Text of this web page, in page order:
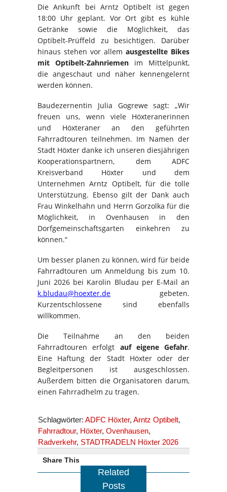
Die Ankunft bei Arntz Optibelt ist gegen
18:00 Uhr geplant. Vor Ort gibt es kühle
Getränke sowie die Möglichkeit, das
Optibelt-Prüffeld zu besichtigen. Darüber
hinaus stehen vor allem ausgestellte Bikes
mit Optibelt-Zahnriemen im Mittelpunkt,
die angeschaut und näher kennengelernt
werden können.
Baudezernentin Julia Gogrewe sagt: „Wir
freuen uns, wenn viele Höxteranerinnen
und Höxteraner an den geführten
Fahrradtouren teilnehmen. Im Namen der
Stadt Höxter danke ich unseren diesjährigen
Kooperationspartnern, dem ADFC
Kreisverband Höxter und dem
Unternehmen Arntz Optibelt, für die tolle
Unterstützung. Ebenso gilt der Dank auch
Frau Winkelhahn und Herrn Gorzolka für die
Möglichkeit, in Ovenhausen in den
Dorfgemeinschaftsgarten einkehren zu
können.“
Um besser planen zu können, wird für beide
Fahrradtouren um Anmeldung bis zum 10.
Juni 2026 bei Karolin Bludau per E-Mail an
k.bludau@hoexter.de gebeten.
Kurzentschlossene sind ebenfalls
willkommen.
Die Teilnahme an den beiden
Fahrradtouren erfolgt auf eigene Gefahr.
Eine Haftung der Stadt Höxter oder der
Begleitpersonen ist ausgeschlossen.
Außerdem bitten die Organisatoren darum,
einen Fahrradhelm zu tragen.
Schlagwörter: ADFC Höxter, Arntz Optibelt,
Fahrradtour, Höxter, Ovenhausen,
Radverkehr, STADTRADELN Höxter 2026
Share This
Related
Posts